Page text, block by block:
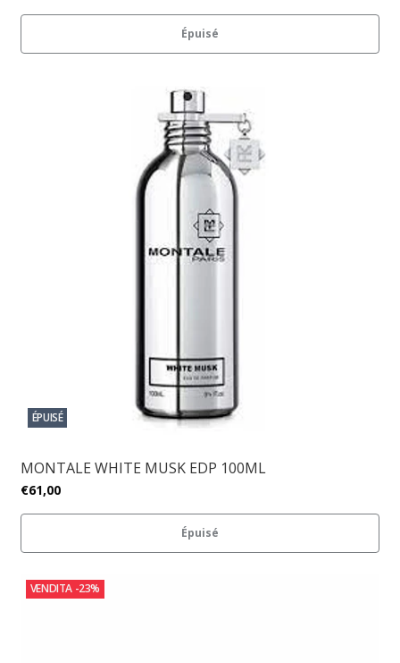
Épuisé
ÉPUISÉ
MONTALE WHITE MUSK EDP 100ML
€61,00
Épuisé
VENDITA -23%